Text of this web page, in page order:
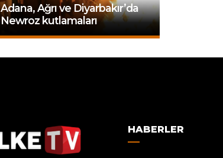
Adana, Ağrı ve Diyarbakır’da
Newroz kutlamaları
HABERLER